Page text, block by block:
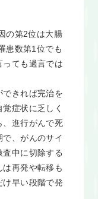
の第2位は大腸
患数第1位でも
ても過言では
できれば完治を
症状に乏しく
、進行がんで死
、がんのサイ
中に切除する
再発や転移も
早い段階で発